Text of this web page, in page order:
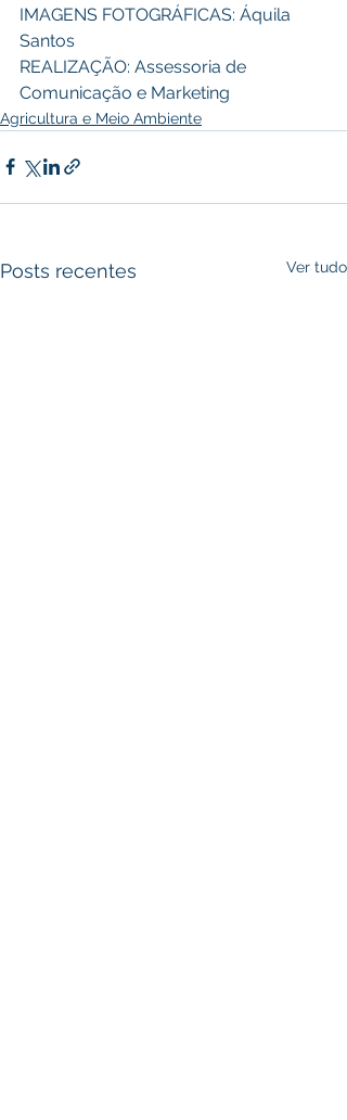
IMAGENS FOTOGRÁFICAS: Áquila
Santos
REALIZAÇÃO: Assessoria de
Comunicação e Marketing
Agricultura e Meio Ambiente
Posts recentes Ver tudo